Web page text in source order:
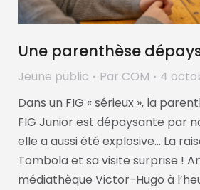
Une parenthèse
Jeune public Par COM
4
Dans un FIG « sérieux », la
FIG Junior est dépaysante par
elle a aussi été explosive… La
Tombola et sa visite surprise !
médiathèque Victor-Hugo à